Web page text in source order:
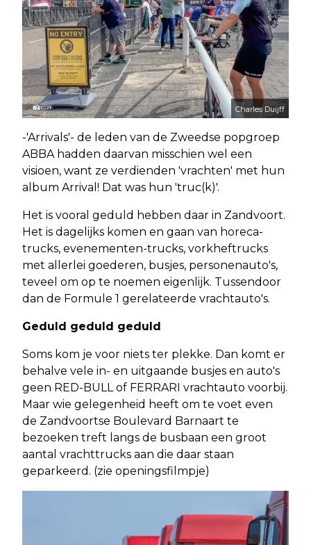
Charles Duijff
-'Arrivals'- de leden van de Zweedse popgroep
ABBA hadden daarvan misschien wel een
visioen, want ze verdienden 'vrachten' met hun
album Arrival! Dat was hun 'truc(k)'.
Het is vooral geduld hebben daar in Zandvoort.
Het is dagelijks komen en gaan van horeca-
trucks, evenementen-trucks, vorkheftrucks
met allerlei goederen, busjes, personenauto's,
teveel om op te noemen eigenlijk. Tussendoor
dan de Formule 1 gerelateerde vrachtauto's.
Geduld geduld geduld
Soms kom je voor niets ter plekke. Dan komt er
behalve vele in- en uitgaande busjes en auto's
geen RED-BULL of FERRARI vrachtauto voorbij.
Maar wie gelegenheid heeft om te voet even
de Zandvoortse Boulevard Barnaart te
bezoeken treft langs de busbaan een groot
aantal vrachttrucks aan die daar staan
geparkeerd. (zie openingsfilmpje)